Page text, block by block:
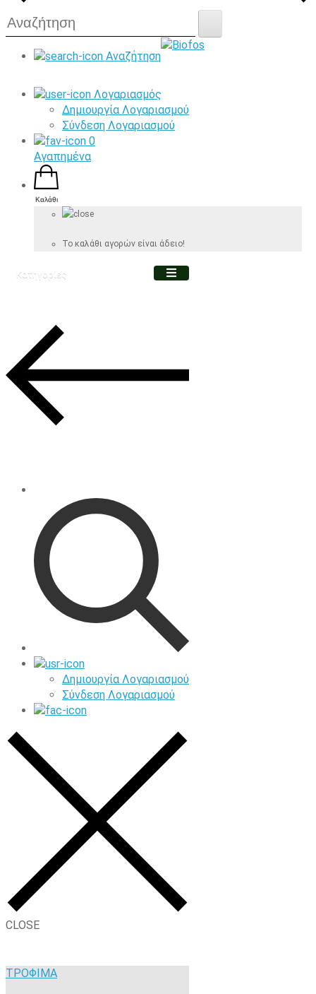
Αναζήτηση
Λογαριασμός
Δημιουργία Λογαριασμού
Σύνδεση Λογαριασμού
0
Αγαπημένα
Καλάθι
Το καλάθι αγορών είναι άδειο!
Κατηγορίες
Δημιουργία Λογαριασμού
Σύνδεση Λογαριασμού
CLOSE
ΤΡΟΦΙΜΑ